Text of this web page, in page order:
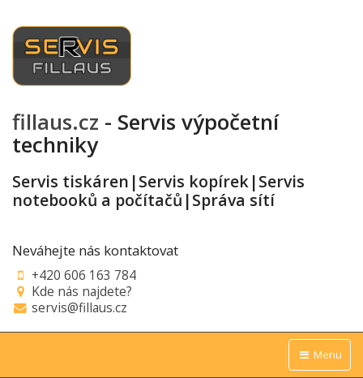
fillaus.cz - Servis výpočetní
techniky
Servis tiskáren|Servis kopírek|Servis
notebooků a počítačů|Správa sítí
Neváhejte nás kontaktovat
+420 606 163 784
Kde nás najdete?
servis@fillaus.cz
Menu